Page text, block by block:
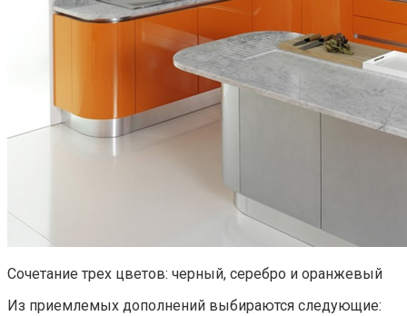
Сочетание трех цветов: черный, серебро и оранжевый
Из приемлемых дополнений выбираются следующие: